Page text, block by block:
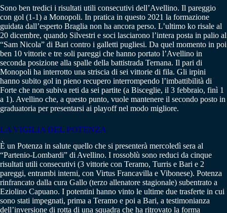
Sono ben tredici i risultati utili consecutivi dell’Avellino. Il pareggio
con gol (1-1) a Monopoli. In pratica in questo 2021 la formazione
guidata dall’esperto Braglia non ha ancora perso. L’ultimo ko risale al
20 dicembre, quando Silvestri e soci lasciarono l’intera posta in palio al
“Sam Nicola” di Bari contro i galletti pugliesi. Da quel momento in poi
ben 10 vittorie e tre soli pareggi che hanno portato l’Avellino in
seconda posizione alla spalle della battistrada Ternana. Il pari di
Monopoli ha interrotto una striscia di sei vittorie di fila. Gli irpini
hanno subito gol in pieno recupero interrompendo l’imbattibilità di
Forte che non subiva reti da sei partite (a Bisceglie, il 3 febbraio, finì 1
a 1). Avellino che, a questo punto, vuole mantenere il secondo posto in
graduatoria per presentarsi ai playoff nel modo migliore.
LA VIGILIA DEL POTENZA
È un Potenza in salute quello che si presenterà mercoledì sera al
“Partenio-Lombardi” di Avellino. I rossoblù sono reduci da cinque
risultati utili consecutivi (3 vittorie con Teramo, Turris e Bari e 2
pareggi, entrambi interni, con Virtus Francavilla e Vibonese). Potenza
rinfrancato dalla cura Gallo (terzo allenatore stagionale) subentrato a
Eziolino Capuano. I potentini hanno vinto le ultime due trasferte in cui
sono stati impegnati, prima a Teramo e poi a Bari, a testimonianza
dell’inversione di rotta di una squadra che ha ritrovato la forma